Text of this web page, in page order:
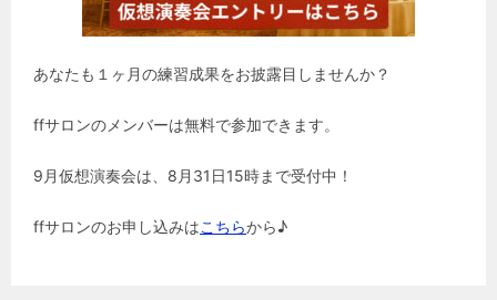
あなたも１ヶ月の練習成果をお披露目しませんか？
ffサロンのメンバーは無料で参加できます。
9月仮想演奏会は、8月31日15時まで受付中！
ffサロンのお申し込みはこちらから♪